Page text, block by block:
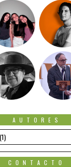
AUTORES
CONTACTO